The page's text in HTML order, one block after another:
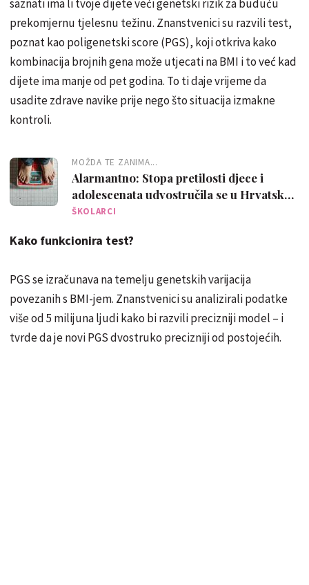
saznati ima li tvoje dijete veći genetski rizik za buduću
prekomjernu tjelesnu težinu. Znanstvenici su razvili test,
poznat kao poligenetski score (PGS), koji otkriva kako
kombinacija brojnih gena može utjecati na BMI i to već kad
dijete ima manje od pet godina. To ti daje vrijeme da
usadite zdrave navike prije nego što situacija izmakne
kontroli.
MOŽDA TE ZANIMA...
Alarmantno: Stopa pretilosti djece i
adolescenata udvostručila se u Hrvatskoj
u samo tri desetljeća
ŠKOLARCI
Kako funkcionira test?
PGS se izračunava na temelju genetskih varijacija
povezanih s BMI-jem. Znanstvenici su analizirali podatke
više od 5 milijuna ljudi kako bi razvili precizniji model – i
tvrde da je novi PGS dvostruko precizniji od postojećih.